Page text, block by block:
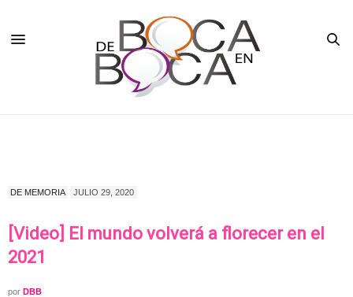
DE MEMORIA JULIO 29, 2020
[Video] El mundo volverá a florecer en el
2021
por DBB